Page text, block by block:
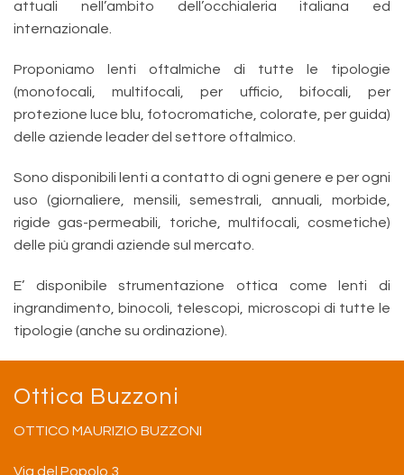
attuali nell’ambito dell’occhialeria italiana ed
internazionale.
Proponiamo lenti oftalmiche di tutte le tipologie
(monofocali, multifocali, per ufficio, bifocali, per
protezione luce blu, fotocromatiche, colorate, per guida)
delle aziende leader del settore oftalmico.
Sono disponibili lenti a contatto di ogni genere e per ogni
uso (giornaliere, mensili, semestrali, annuali, morbide,
rigide gas-permeabili, toriche, multifocali, cosmetiche)
delle più grandi aziende sul mercato.
E’ disponibile strumentazione ottica come lenti di
ingrandimento, binocoli, telescopi, microscopi di tutte le
tipologie (anche su ordinazione).
Ottica Buzzoni
OTTICO MAURIZIO BUZZONI
Via del Popolo 3